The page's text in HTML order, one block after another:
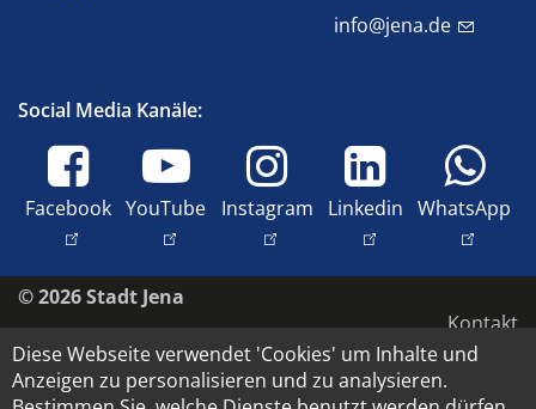
info@jena.de
Social Media Kanäle:
Facebook YouTube Instagram Linkedin WhatsApp
© 2026 Stadt Jena
Kontakt
Barrierefreiheit
Datenschutz
Diese Webseite verwendet 'Cookies' um Inhalte und
Anzeigen zu personalisieren und zu analysieren.